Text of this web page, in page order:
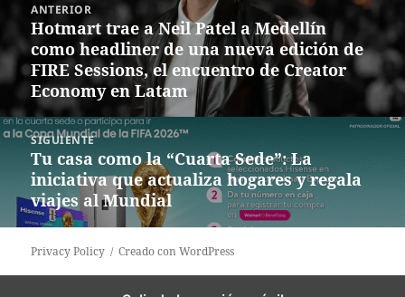
entradas
ANTERIOR
Entrada
anterior:
Hotmart trae a Neil Patel a Medellín
como headliner de una nueva edición de
FIRE Sessions, el encuentro de Creator
Economy en Latam
SIGUIENTE
Siguiente
entrada:
Tu casa como la “Cuarta Sede”: La
iniciativa que actualiza hogares y regala
viajes al Mundial
Privacy Policy Creado con WordPress